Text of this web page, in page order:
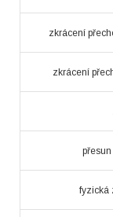
zkrácení
zkrácení
fyzická